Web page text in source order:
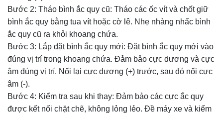
Bước 2: Tháo bình ắc quy cũ: Tháo các ốc vít và chốt giữ
bình ắc quy bằng tua vít hoặc cờ lê. Nhẹ nhàng nhấc bình
ắc quy cũ ra khỏi khoang chứa.
Bước 3: Lắp đặt bình ắc quy mới: Đặt bình ắc quy mới vào
đúng vị trí trong khoang chứa. Đảm bảo cực dương và cực
âm đúng vị trí. Nối lại cực dương (+) trước, sau đó nối cực
âm (-).
Bước 4: Kiểm tra sau khi thay: Đảm bảo các cực ắc quy
được kết nối chặt chẽ, không lỏng lẻo. Đề máy xe và kiểm